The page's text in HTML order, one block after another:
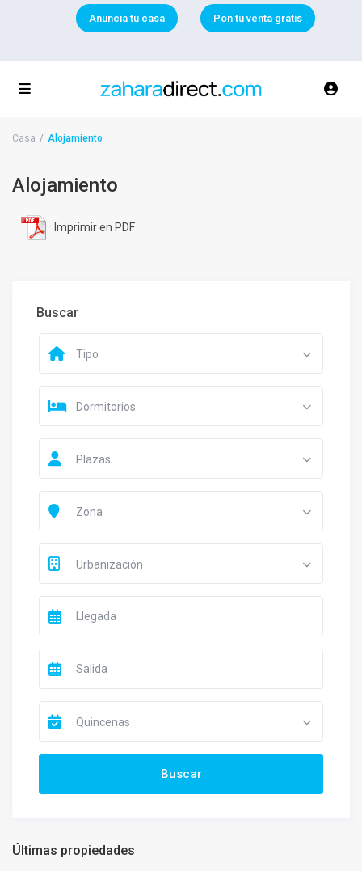
Anuncia tu casa Pon tu venta gratis
Casa Alojamiento
Alojamiento
Imprimir en PDF
Buscar
Tipo
Dormitorios
Plazas
Zona
Urbanización
Quincenas
Últimas propiedades